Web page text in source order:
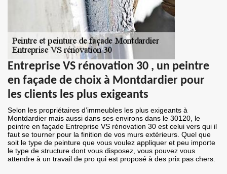
Entreprise VS rénovation 30 , un peintre
en façade de choix à Montdardier pour
les clients les plus exigeants
Selon les propriétaires d’immeubles les plus exigeants à
Montdardier mais aussi dans ses environs dans le 30120, le
peintre en façade Entreprise VS rénovation 30 est celui vers qui il
faut se tourner pour la finition de vos murs extérieurs. Quel que
soit le type de peinture que vous voulez appliquer et peu importe
le type de structure dont vous disposez, vous pouvez vous
attendre à un travail de pro qui est proposé à des prix pas chers.